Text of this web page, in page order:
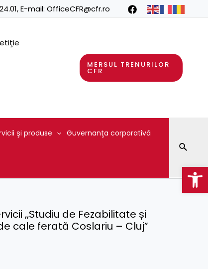
, E-mail: OfficeCFR@cfr.ro
MERSUL TRENURILOR
CFR
şi produse Guvernanţa corporativă
,,Studiu de Fezabilitate și
cale ferată Coslariu – Cluj”